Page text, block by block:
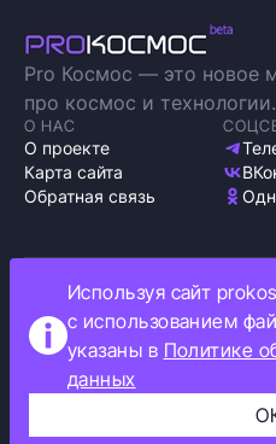
Pro Космос — это новое
про космос и технологии.
О НАС
О проекте
Карта сайта
Обратная связь
Политика обработки
Как мы используем
Информация об
Используя сайт
с использованием
указаны в Политике
данных